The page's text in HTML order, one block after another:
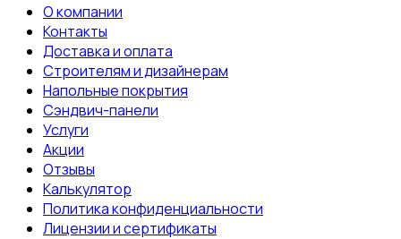
О компании
Контакты
Доставка и оплата
Строителям и дизайнерам
Напольные покрытия
Сэндвич-панели
Услуги
Акции
Отзывы
Калькулятор
Политика конфиденциальности
Лицензии и сертификаты